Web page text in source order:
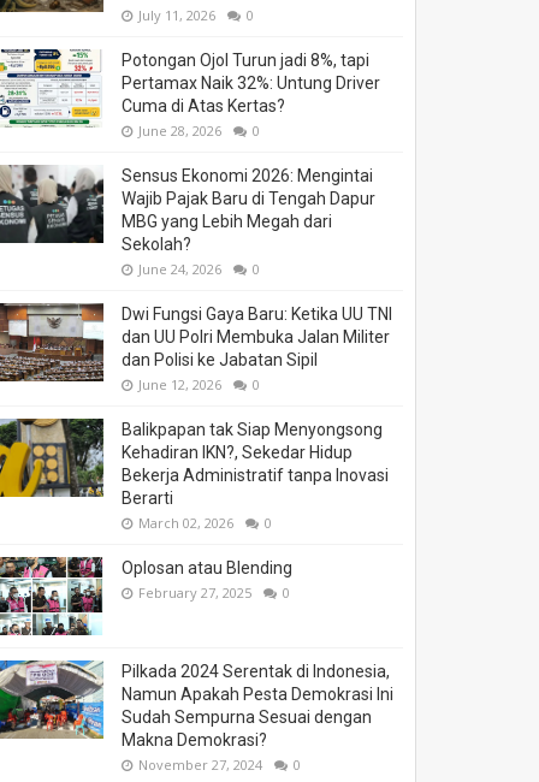
July 11, 2026 0
Potongan Ojol Turun jadi 8%, tapi
Pertamax Naik 32%: Untung Driver
Cuma di Atas Kertas?
June 28, 2026 0
Sensus Ekonomi 2026: Mengintai
Wajib Pajak Baru di Tengah Dapur
MBG yang Lebih Megah dari
Sekolah?
June 24, 2026 0
Dwi Fungsi Gaya Baru: Ketika UU TNI
dan UU Polri Membuka Jalan Militer
dan Polisi ke Jabatan Sipil
June 12, 2026 0
Balikpapan tak Siap Menyongsong
Kehadiran IKN?, Sekedar Hidup
Bekerja Administratif tanpa Inovasi
Berarti
March 02, 2026 0
Oplosan atau Blending
February 27, 2025 0
Pilkada 2024 Serentak di Indonesia,
Namun Apakah Pesta Demokrasi Ini
Sudah Sempurna Sesuai dengan
Makna Demokrasi?
November 27, 2024 0